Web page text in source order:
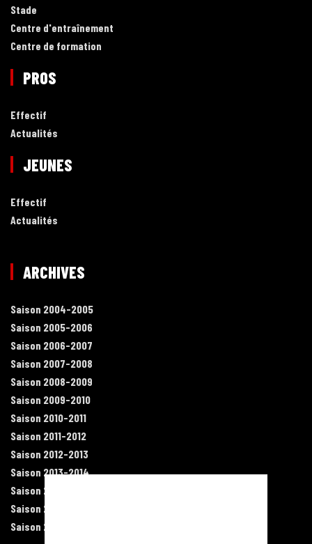
Stade
Centre d'entraînement
Centre de formation
PROS
Effectif
Actualités
JEUNES
Effectif
Actualités
ARCHIVES
Saison 2004-2005
Saison 2005-2006
Saison 2006-2007
Saison 2007-2008
Saison 2008-2009
Saison 2009-2010
Saison 2010-2011
Saison 2011-2012
Saison 2012-2013
Saison 2013-2014
Saison 2014-2015
Saison 2015-2016
Saison 2016-2017